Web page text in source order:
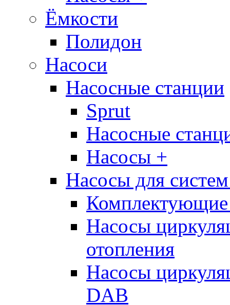
Ёмкости
Полидон
Насоси
Насосные станции
Sprut
Насосные
Насосы +
Насосы для
Комплектующие
Насосы
отопления
Насосы
DAB